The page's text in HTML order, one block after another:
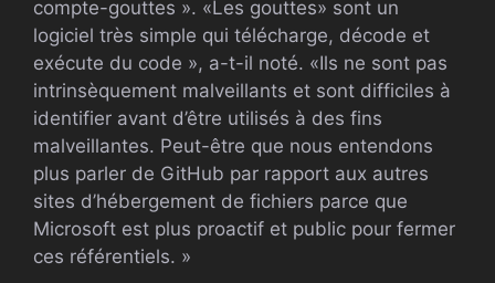
compte-gouttes ». «Les gouttes» sont un
logiciel très simple qui télécharge, décode et
exécute du code », a-t-il noté. «Ils ne sont pas
intrinsèquement malveillants et sont difficiles à
identifier avant d’être utilisés à des fins
malveillantes. Peut-être que nous entendons
plus parler de GitHub par rapport aux autres
sites d’hébergement de fichiers parce que
Microsoft est plus proactif et public pour fermer
ces référentiels. »